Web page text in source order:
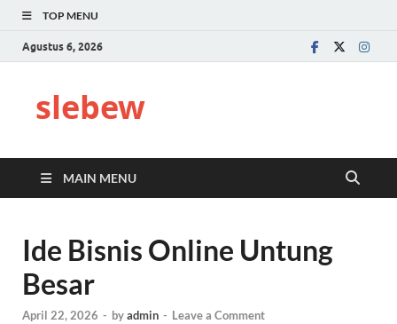
TOP MENU
Agustus 6, 2026
slebew
MAIN MENU
Ide Bisnis Online Untung
Besar
April 22, 2026 - byadmin - Leave a Comment